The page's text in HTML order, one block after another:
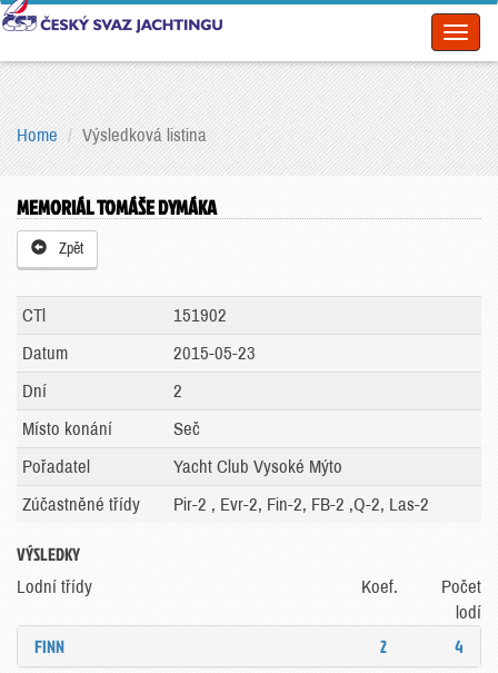
Home Výsledková listina
MEMORIÁL TOMÁŠE DYMÁKA
Zpět
CTl
151902
Datum
2015-05-23
Dní
2
Místo konání
Seč
Pořadatel
Yacht Club Vysoké Mýto
Zúčastněné třídy
Pir-2 , Evr-2, Fin-2, FB-2 ,Q-2, Las-2
VÝSLEDKY
Lodní třídy Koef.
Počet
lodí
FINN 2
4